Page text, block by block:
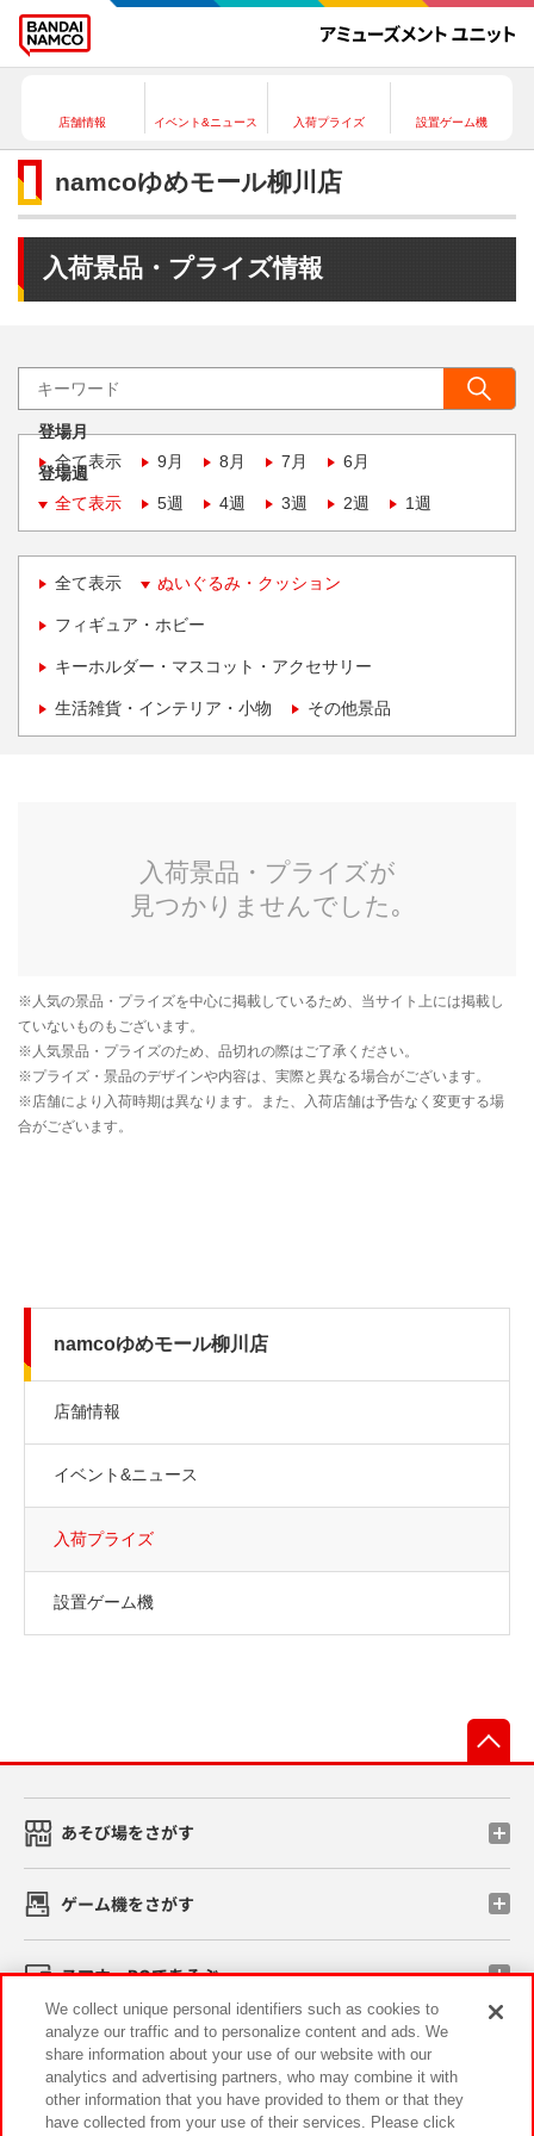
店舗情報 イベント&ニュース 入荷プライズ 設置ゲーム機
namcoゆめモール柳川店
入荷景品・プライズ情報
登場月
全て表示
9月 8月 7月 6月
登場週
全て表示
5週 4週 3週 2週 1週
全て表示 ぬいぐるみ・クッション
フィギュア・ホビー
キーホルダー・マスコット・アクセサリー
生活雑貨・インテリア・小物 その他景品
namcoゆめモール柳川店
店舗情報
イベント&ニュース
入荷プライズ
設置ゲーム機
あそび場をさがす
ゲーム機をさがす
スマホ・PCであそぶ
イベント・キャンペーン
We collect unique personal identifiers such as cookies to
analyze our traffic and to personalize content and ads. We
share information about your use of our website with our
analytics and advertising partners, who may combine it with
other information that you have provided to them or that they
have collected from your use of their services. Please click